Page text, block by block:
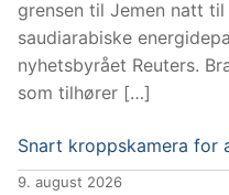
grensen til Jemen natt
saudiarabiske
nyhetsbyrået Reuters.
som tilhører […]
Snart kroppskamera for
9. august 2026